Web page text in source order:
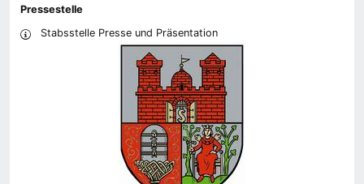
Pressestelle
Stabsstelle Presse und Präsentation